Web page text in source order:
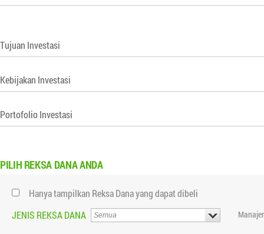
Tujuan Investasi
Kebijakan Investasi
Portofolio Investasi
PILIH REKSA DANA ANDA
Hanya tampilkan Reksa Dana yang dapat dibeli
JENIS REKSA DANA